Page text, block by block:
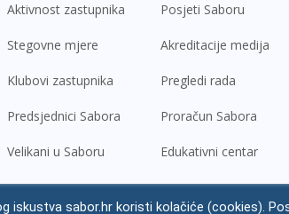
Aktivnost zastupnika
Stegovne mjere
Klubovi zastupnika
Predsjednici Sabora
Velikani u Saboru
Posjeti Saboru
Akreditacije medija
Pregledi rada
Proračun Sabora
Edukativni centar
iskustva sabor.hr koristi kolačiće (cookies).